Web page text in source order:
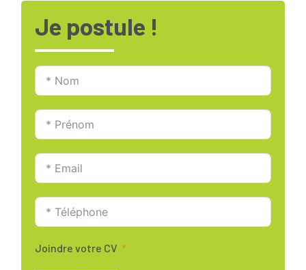
Je postule !
Joindre votre CV